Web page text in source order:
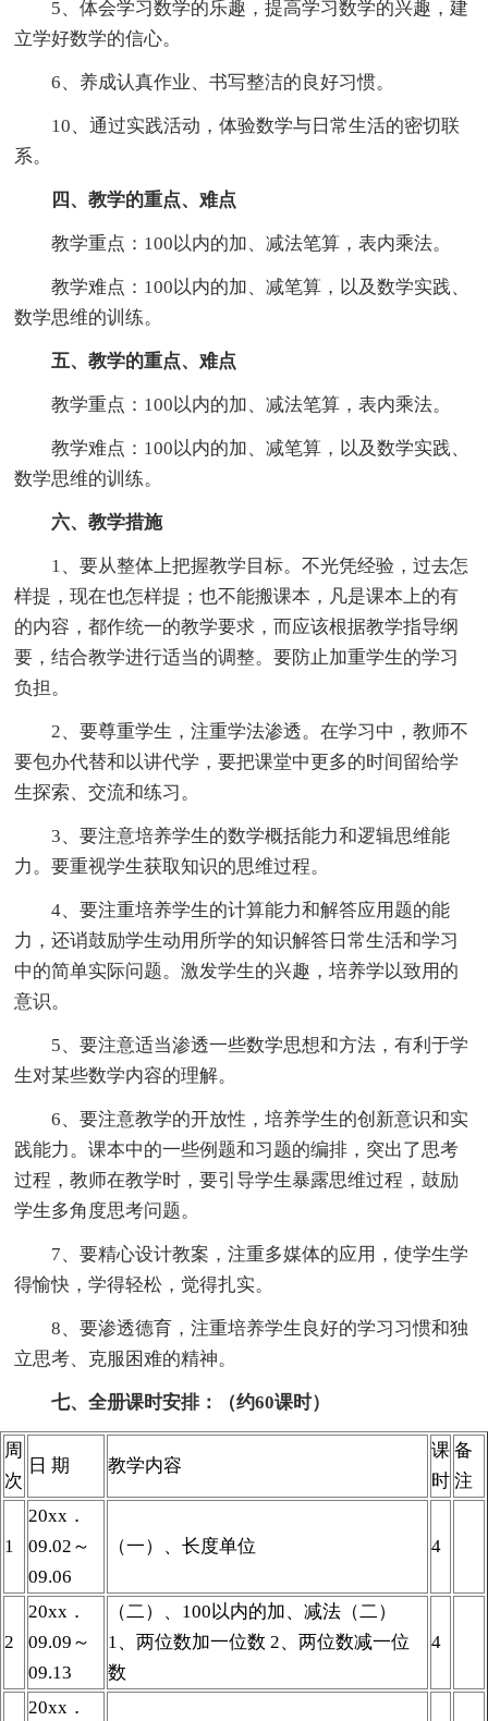
5、体会学习数学的乐趣，提高学习数学的兴趣，建
立学好数学的信心。
6、养成认真作业、书写整洁的良好习惯。
10、通过实践活动，体验数学与日常生活的密切联
系。
四、教学的重点、难点
教学重点：100以内的加、减法笔算，表内乘法。
教学难点：100以内的加、减笔算，以及数学实践、
数学思维的训练。
五、教学的重点、难点
教学重点：100以内的加、减法笔算，表内乘法。
教学难点：100以内的加、减笔算，以及数学实践、
数学思维的训练。
六、教学措施
1、要从整体上把握教学目标。不光凭经验，过去怎
样提，现在也怎样提；也不能搬课本，凡是课本上的有
的内容，都作统一的教学要求，而应该根据教学指导纲
要，结合教学进行适当的调整。要防止加重学生的学习
负担。
2、要尊重学生，注重学法渗透。在学习中，教师不
要包办代替和以讲代学，要把课堂中更多的时间留给学
生探索、交流和练习。
3、要注意培养学生的数学概括能力和逻辑思维能
力。要重视学生获取知识的思维过程。
4、要注重培养学生的计算能力和解答应用题的能
力，还诮鼓励学生动用所学的知识解答日常生活和学习
中的简单实际问题。激发学生的兴趣，培养学以致用的
意识。
5、要注意适当渗透一些数学思想和方法，有利于学
生对某些数学内容的理解。
6、要注意教学的开放性，培养学生的创新意识和实
践能力。课本中的一些例题和习题的编排，突出了思考
过程，教师在教学时，要引导学生暴露思维过程，鼓励
学生多角度思考问题。
7、要精心设计教案，注重多媒体的应用，使学生学
得愉快，学得轻松，觉得扎实。
8、要渗透德育，注重培养学生良好的学习习惯和独
立思考、克服困难的精神。
七、全册课时安排：（约60课时）
周
次
日 期 教学内容
课
时
备
注
1
20xx．
09.02～
09.06
（一）、长度单位 4
2
20xx．
09.09～
09.13
（二）、100以内的加、减法（二）
1、两位数加一位数 2、两位数减一位
数
4
20xx．